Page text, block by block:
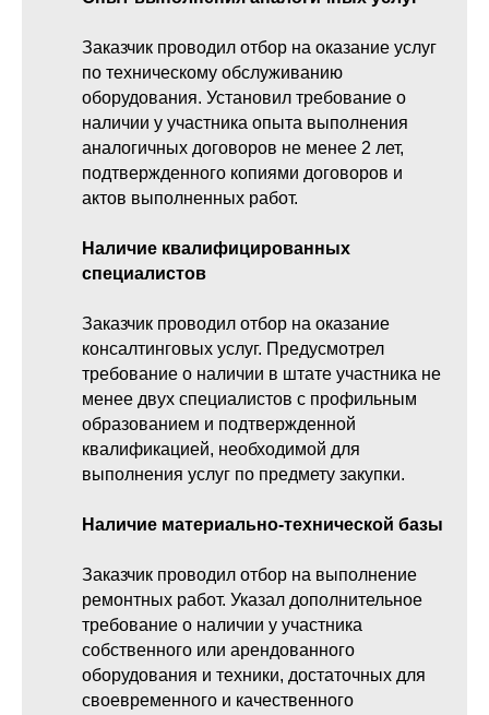
Заказчик проводил отбор на оказание услуг
по техническому обслуживанию
оборудования. Установил требование о
наличии у участника опыта выполнения
аналогичных договоров не менее 2 лет,
подтвержденного копиями договоров и
актов выполненных работ.
Наличие квалифицированных
специалистов
Заказчик проводил отбор на оказание
консалтинговых услуг. Предусмотрел
требование о наличии в штате участника не
менее двух специалистов с профильным
образованием и подтвержденной
квалификацией, необходимой для
выполнения услуг по предмету закупки.
Наличие материально-технической базы
Заказчик проводил отбор на выполнение
ремонтных работ. Указал дополнительное
требование о наличии у участника
собственного или арендованного
оборудования и техники, достаточных для
своевременного и качественного